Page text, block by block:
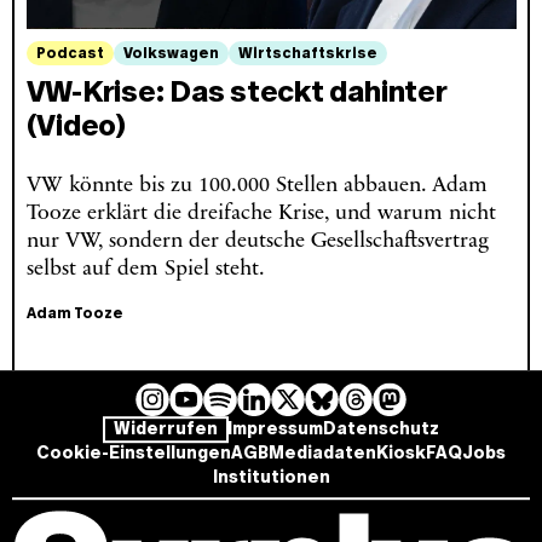
Podcast Volkswagen Wirtschaftskrise
VW-Krise: Das steckt dahinter
(Video)
VW könnte bis zu 100.000 Stellen abbauen. Adam
Tooze erklärt die dreifache Krise, und warum nicht
nur VW, sondern der deutsche Gesellschaftsvertrag
selbst auf dem Spiel steht.
Adam Tooze
I
n
s
t
Y
o
u
T
S
p
o
t
L
i
n
k
B
l
u
e
T
h
r
e
a
M
a
s
t
Widerrufen ImpressumDatenschutz
Cookie-EinstellungenAGBMediadaten KioskFAQJobs
Institutionen